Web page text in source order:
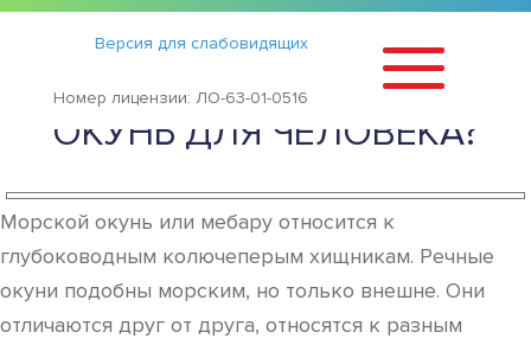
Версия для слабовидящих
Номер лицензии: ЛО-63-01-0516
Статьи ›
ЧЕМ ПОЛЕЗЕН КРАСНЫЙ
ОКУНЬ ДЛЯ ЧЕЛОВЕКА?
Морской окунь или мебару относится к
глубоководным колючеперым хищникам. Речные
окуни подобны морским, но только внешне. Они
отличаются друг от друга, относятся к разным